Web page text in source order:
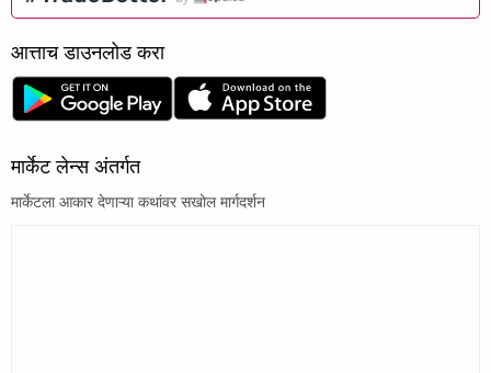
आत्ताच डाउनलोड करा
मार्केट लेन्स अंतर्गत
मार्केटला आकार देणाऱ्या कथांवर सखोल मार्गदर्शन